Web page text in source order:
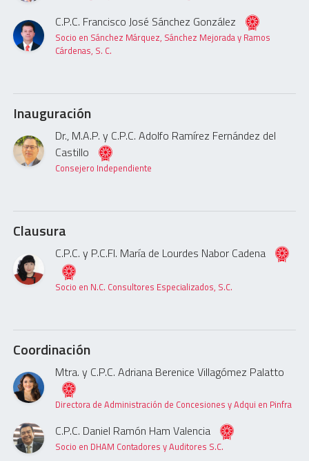
C.P.C. Francisco José Sánchez González
Socio en Sánchez Márquez, Sánchez Mejorada y Ramos
Cárdenas, S. C.
Inauguración
Dr., M.A.P. y C.P.C. Adolfo Ramírez Fernández del
Castillo
Consejero Independiente
Clausura
C.P.C. y P.C.FI. María de Lourdes Nabor Cadena
Socio en N.C. Consultores Especializados, S.C.
Coordinación
Mtra. y C.P.C. Adriana Berenice Villagómez Palatto
Directora de Administración de Concesiones y Adqui en Pinfra
C.P.C. Daniel Ramón Ham Valencia
Socio en DHAM Contadores y Auditores S.C.